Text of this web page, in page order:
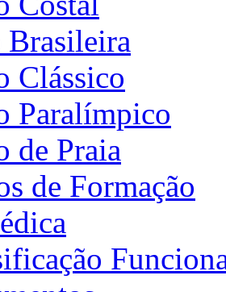
Brasileira
Clássico
Paralímpico
de Praia
de Formação